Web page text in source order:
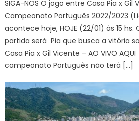
SIGA-NOS O jogo entre Casa Pia x Gil
Campeonato Português 2022/2023
acontece hoje, HOJE (22/01) às 15
partida será Pia que busca a vitória
Casa Pia x Gil Vicente – AO VIVO
campeonato Português não terá […]